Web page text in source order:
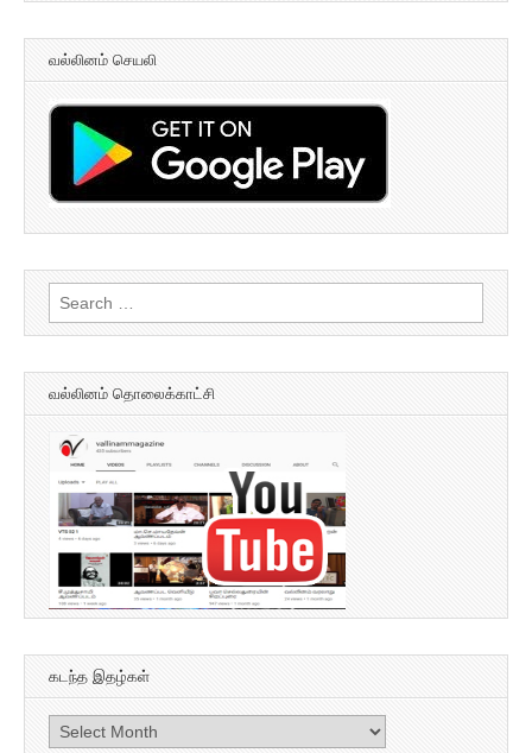
வல்லினம் செயலி
Search
for:
வல்லினம் தொலைக்காட்சி
கடந்த இதழ்கள்
கடந்த